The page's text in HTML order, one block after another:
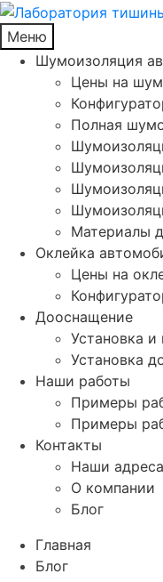
Меню
Шумоизоляция
Цены на
Полная
Материалы
Оклейка
Цены на
Дооснащение
Установка и
Установка
Наши работы
Примеры
Примеры
Контакты
Наши адреса
О компании
Блог
Главная
Блог